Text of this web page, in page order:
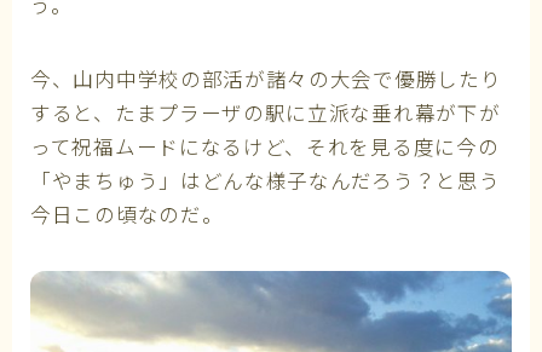
今、山内中学校の部活が諸々の大会で優勝したり
すると、たまプラーザの駅に立派な垂れ幕が下が
って祝福ムードになるけど、それを見る度に今の
「やまちゅう」はどんな様子なんだろう？と思う
今日この頃なのだ。